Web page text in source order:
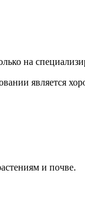
на
и почве.